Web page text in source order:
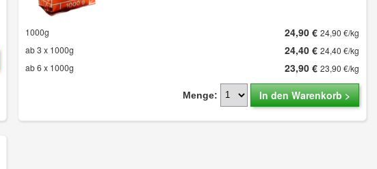
1000g 24,90 € 24,90 €/kg
ab 3 x 1000g
24,40 € 24,40 €/kg
ab 6 x 1000g
23,90 € 23,90 €/kg
Menge: In den Warenkorb >